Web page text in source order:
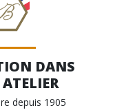
DANS
depuis 1905